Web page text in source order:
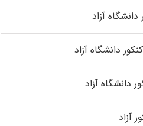
آزاد
دانشگاه آزاد
دانشگاه آزاد
آزاد